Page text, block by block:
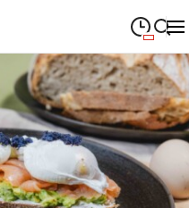
Suche schließen
09:00 —19:00
09:00—19:00
09:00—19:00